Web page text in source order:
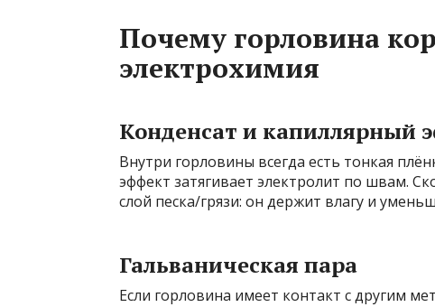
Почему горловина
электрохимия
Конденсат и капиллярный
Внутри горловины всегда есть тонкая
эффект затягивает электролит по швам.
слой песка/грязи: он держит влагу и
Гальваническая пара
Если горловина имеет контакт с другим